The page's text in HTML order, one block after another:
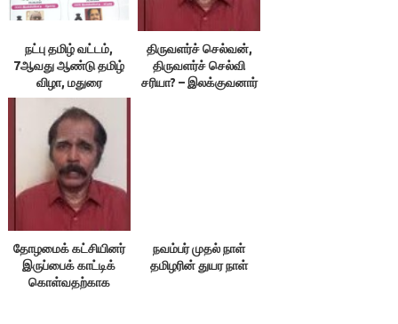
நட்பு தமிழ் வட்டம்,
7ஆவது ஆண்டு தமிழ்
விழா, மதுரை
திருவளர்ச் செல்வன்,
திருவளர்ச் செல்வி
சரியா? – இலக்குவனார்
தோழமைக் கட்சியினர்
இருப்பைக் காட்டிக்
கொள்வதற்காக
நவம்பர் முதல் நாள்
தமிழரின் துயர நாள்